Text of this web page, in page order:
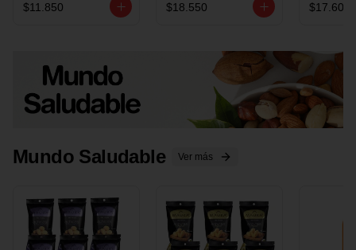
150ML SURTIDO
$11.850
ALQUERIA
$18.550 $17.600
Mundo Saludable Ver más